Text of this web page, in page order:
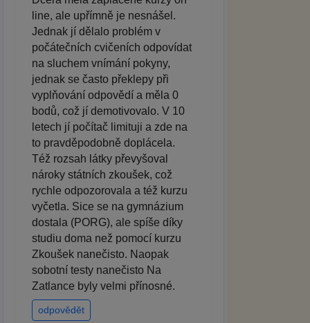
line, ale upřímně je nesnášel.
Jednak jí dělalo problém v
počátečních cvičeních odpovídat
na sluchem vnímání pokyny,
jednak se často překlepy při
vyplňování odpovědí a měla 0
bodů, což jí demotivovalo. V 10
letech jí počítač limituji a zde na
to pravděpodobně doplácela.
Též rozsah látky převyšoval
nároky státních zkoušek, což
rychle odpozorovala a též kurzu
vyčetla. Sice se na gymnázium
dostala (PORG), ale spíše díky
studiu doma než pomocí kurzu
Zkoušek nanečisto. Naopak
sobotní testy nanečisto Na
Zatlance byly velmi přínosné.
odpovědět